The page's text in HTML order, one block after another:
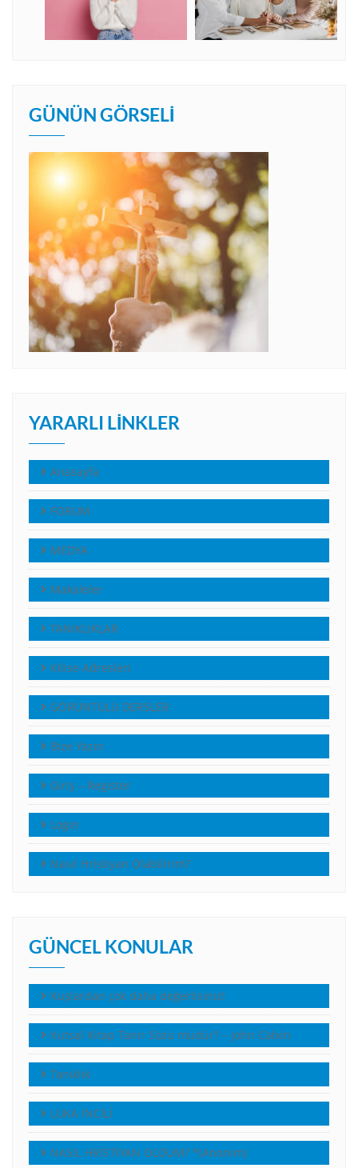
GÜNÜN GÖRSELI
YARARLI LINKLER
Anasayfa
FORUM
MEDYA
Makaleler
TANIKLIKLAR
Kilise Adresleri
GÖRÜNTÜLÜ DERSLER
Bize Yazın
Giriş – Register
Login
Nasıl Hristiyan Olabilirim?
GÜNCEL KONULAR
Kuşlardan çok daha değerlisiniz!
Kutsal Kitap Tanrı Sözü müdür? – John Calvin
Tanıklık
LUKA İNCİLİ
NASIL HRİSTİYAN OLDUM? *(Anonim)